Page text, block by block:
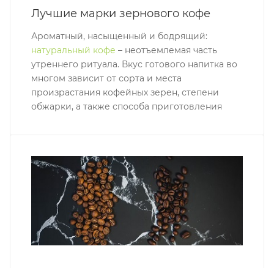
Лучшие марки зернового кофе
Ароматный, насыщенный и бодрящий:
натуральный кофе – неотъемлемая часть
утреннего ритуала. Вкус готового напитка во
многом зависит от сорта и места
произрастания кофейных зерен, степени
обжарки, а также способа приготовления